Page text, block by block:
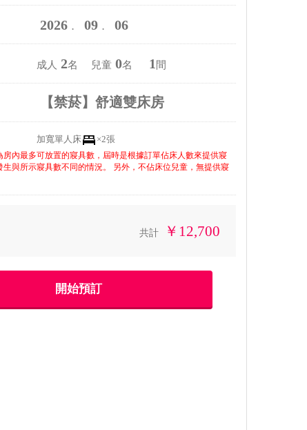
2026． 09． 06
成人 2名 兒童 0名 1 間
【禁菸】舒適雙床房
加寬單人床 ×2張
內最多可放置的寢具數，屆時是根據訂單佔床人數來提供寢
生與所示寢具數不同的情況。 另外，不佔床位兒童，無提供寢
共計 ￥12,700